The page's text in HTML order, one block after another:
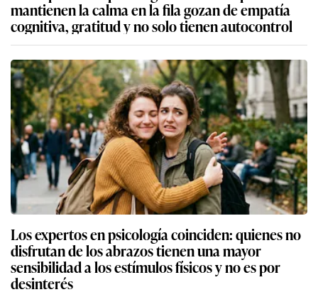
mantienen la calma en la fila gozan de empatía
cognitiva, gratitud y no solo tienen autocontrol
Los expertos en psicología coinciden: quienes no
disfrutan de los abrazos tienen una mayor
sensibilidad a los estímulos físicos y no es por
desinterés